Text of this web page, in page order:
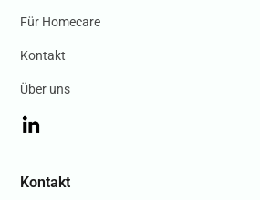
Für Homecare
Kontakt
Über uns
Kontakt